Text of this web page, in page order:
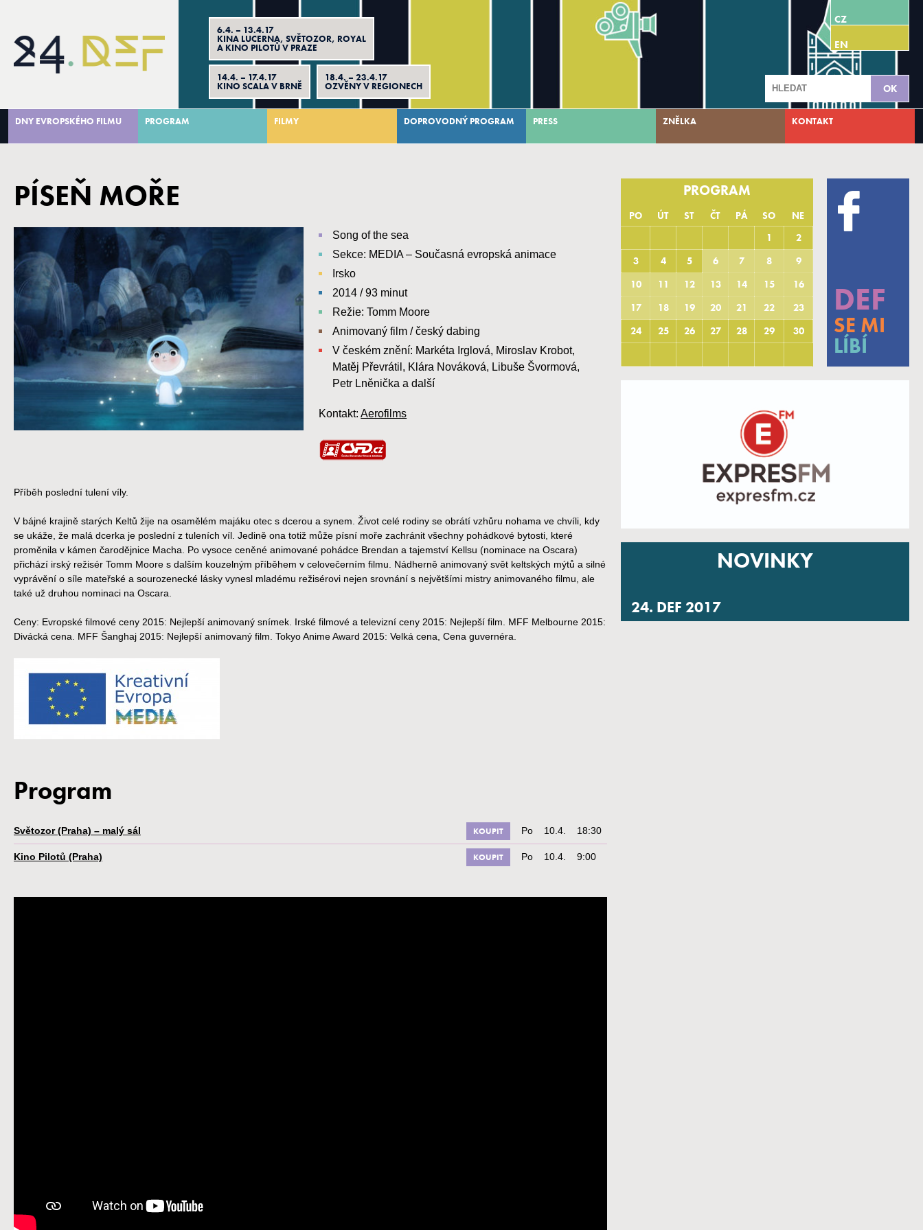
CZ
EN
6.4. – 13.4.17
KINA LUCERNA, SVĚTOZOR, ROYAL
A KINO PILOTŮ V PRAZE
14.4. – 17.4.17
KINO SCALA V BRNĚ
18.4. – 23.4.17
OZVĚNY V REGIONECH
DNY EVROPSKÉHO FILMU PROGRAM FILMY DOPROVODNÝ PROGRAM PRESS ZNĚLKA KONTAKT
PÍSEŇ MOŘE
Song of the sea
Sekce: MEDIA – Současná evropská animace
Irsko
2014 / 93 minut
Režie: Tomm Moore
Animovaný film / český dabing
V českém znění: Markéta Irglová, Miroslav Krobot,
Matěj Převrátil, Klára Nováková, Libuše Švormová,
Petr Lněnička a další
Kontakt:Aerofilms
Příběh poslední tulení víly.
V bájné krajině starých Keltů žije na osamělém majáku otec s dcerou a synem. Život celé rodiny se obrátí vzhůru nohama ve chvíli, kdy
se ukáže, že malá dcerka je poslední z tuleních víl. Jedině ona totiž může písní moře zachránit všechny pohádkové bytosti, které
proměnila v kámen čarodějnice Macha. Po vysoce ceněné animované pohádce Brendan a tajemství Kellsu (nominace na Oscara)
přichází irský režisér Tomm Moore s dalším kouzelným příběhem v celovečerním filmu. Nádherně animovaný svět keltských mýtů a silné
vyprávění o síle mateřské a sourozenecké lásky vynesl mladému režisérovi nejen srovnání s největšími mistry animovaného filmu, ale
také už druhou nominaci na Oscara.
Ceny: Evropské filmové ceny 2015: Nejlepší animovaný snímek. Irské filmové a televizní ceny 2015: Nejlepší film. MFF Melbourne 2015:
Divácká cena. MFF Šanghaj 2015: Nejlepší animovaný film. Tokyo Anime Award 2015: Velká cena, Cena guvernéra.
Program
Světozor (Praha) – malý sál KOUPIT Po 10.4. 18:30
Kino Pilotů (Praha) KOUPIT Po 10.4. 9:00
PROGRAM
PO ÚT ST ČT PÁ SO
NE
1
2
3
4 5 6 7 8
9
10
11 12 13 14 15
16
17
18 19 20 21 22
23
24
25 26 27 28 29 30
DEF
SE MI
LÍBÍ
NOVINKY
24. DEF 2017
OK